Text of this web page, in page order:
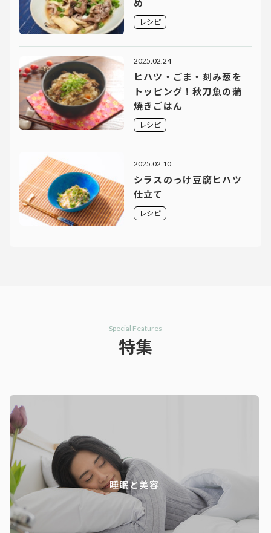
め
レシピ
2025.02.24
ヒハツ・ごま・刻み葱を
トッピング！秋刀魚の蒲
焼きごはん
レシピ
2025.02.10
シラスのっけ豆腐ヒハツ
仕立て
レシピ
Special Features
特集
睡眠と美容